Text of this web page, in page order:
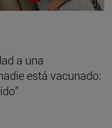
a una
está vacunado: